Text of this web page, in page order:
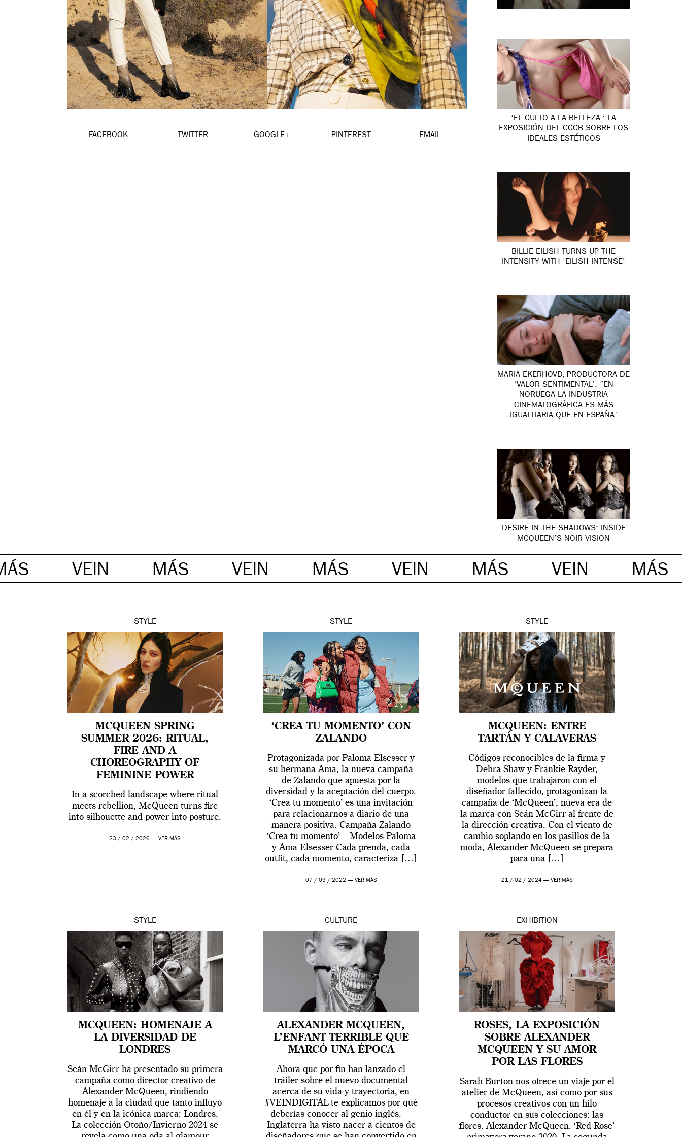
FACEBOOK TWITTER GOOGLE+ PINTEREST EMAIL
‘EL CULTO A LA BELLEZA’: LA
EXPOSICIÓN DEL CCCB SOBRE LOS
IDEALES ESTÉTICOS
BILLIE EILISH TURNS UP THE
INTENSITY WITH ‘EILISH INTENSE’
MARIA EKERHOVD, PRODUCTORA DE
‘VALOR SENTIMENTAL’: “EN
NORUEGA LA INDUSTRIA
CINEMATOGRÁFICA ES MÁS
IGUALITARIA QUE EN ESPAÑA”
DESIRE IN THE SHADOWS: INSIDE
MCQUEEN’S NOIR VISION
VEIN MÁS VEIN MÁS VEIN MÁS VEIN MÁS
STYLE
MCQUEEN SPRING
SUMMER 2026: RITUAL,
FIRE AND A
CHOREOGRAPHY OF
FEMININE POWER
In a scorched landscape where ritual
meets rebellion, McQueen turns fire
into silhouette and power into posture.
23 / 02 / 2026 —VER MÁS
STYLE
‘CREA TU MOMENTO’ CON
ZALANDO
Protagonizada por Paloma Elsesser y
su hermana Ama, la nueva campaña
de Zalando que apuesta por la
diversidad y la aceptación del cuerpo.
‘Crea tu momento’ es una invitación
para relacionarnos a diario de una
manera positiva. Campaña Zalando
‘Crea tu momento’ – Modelos Paloma
y Ama Elsesser Cada prenda, cada
outfit, cada momento, caracteriza […]
07 / 09 / 2022 — VER MÁS
STYLE
MCQUEEN: ENTRE
TARTÁN Y CALAVERAS
Códigos reconocibles de la firma y
Debra Shaw y Frankie Rayder,
modelos que trabajaron con el
diseñador fallecido, protagonizan la
campaña de ‘McQueen’, nueva era de
la marca con Seán McGirr al frente de
la dirección creativa. Con el viento de
cambio soplando en los pasillos de la
moda, Alexander McQueen se prepara
para una […]
21 / 02 / 2024 — VER MÁS
STYLE
MCQUEEN: HOMENAJE A
LA DIVERSIDAD DE
LONDRES
Seán McGirr ha presentado su primera
campaña como director creativo de
Alexander McQueen, rindiendo
homenaje a la ciudad que tanto influyó
en él y en la icónica marca: Londres.
La colección Otoño/Invierno 2024 se
CULTURE
ALEXANDER MCQUEEN,
L’ENFANT TERRIBLE QUE
MARCÓ UNA ÉPOCA
Ahora que por fin han lanzado el
tráiler sobre el nuevo documental
acerca de su vida y trayectoria, en
#VEINDIGITAL te explicamos por qué
deberías conocer al genio inglés.
Inglaterra ha visto nacer a cientos de
EXHIBITION
ROSES, LA EXPOSICIÓN
SOBRE ALEXANDER
MCQUEEN Y SU AMOR
POR LAS FLORES
Sarah Burton nos ofrece un viaje por el
atelier de McQueen, así como por sus
procesos creativos con un hilo
conductor en sus colecciones: las
flores. Alexander McQueen. ‘Red Rose’